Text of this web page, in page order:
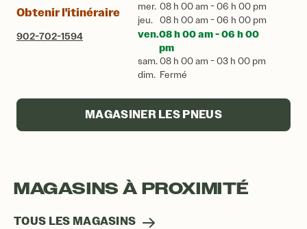
Obtenir l'itinéraire
902-702-1594
mer. 08 h 00 am - 06 h 00 pm
jeu.
08 h 00 am - 06 h 00 pm
ven.08 h 00 am - 06 h 00
pm
sam.08 h 00 am - 03 h 00 pm
dim. Fermé
MAGASINER LES PNEUS
MAGASINS À PROXIMITÉ
TOUS LES MAGASINS